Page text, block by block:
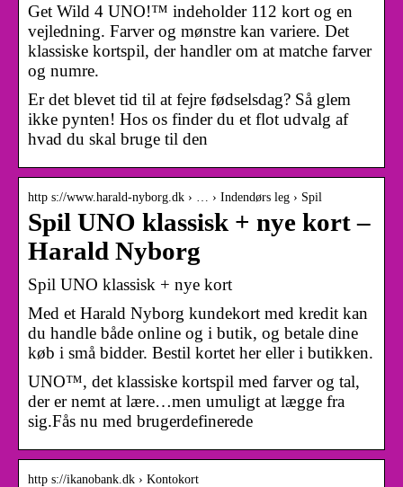
Get Wild 4 UNO!™ indeholder 112 kort og en
vejledning. Farver og mønstre kan variere. Det
klassiske kortspil, der handler om at matche farver
og numre.
Er det blevet tid til at fejre fødselsdag? Så glem
ikke pynten! Hos os finder du et flot udvalg af
hvad du skal bruge til den
http s://www.harald-nyborg.dk › … › Indendørs leg › Spil
Spil UNO klassisk + nye kort –
Harald Nyborg
Spil UNO klassisk + nye kort
Med et Harald Nyborg kundekort med kredit kan
du handle både online og i butik, og betale dine
køb i små bidder. Bestil kortet her eller i butikken.
UNO™, det klassiske kortspil med farver og tal,
der er nemt at lære…men umuligt at lægge fra
sig.Fås nu med brugerdefinerede
http s://ikanobank.dk › Kontokort